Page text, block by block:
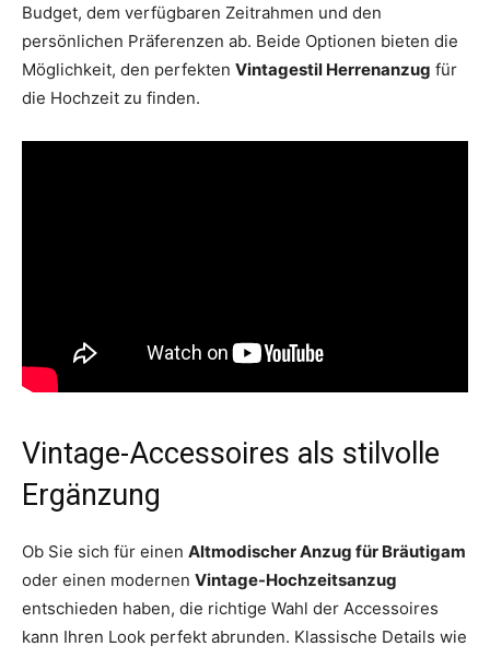
Budget, dem verfügbaren Zeitrahmen und den
persönlichen Präferenzen ab. Beide Optionen bieten die
Möglichkeit, den perfekten Vintagestil Herrenanzug für
die Hochzeit zu finden.
Vintage-Accessoires als stilvolle
Ergänzung
Ob Sie sich für einen Altmodischer Anzug für Bräutigam
oder einen modernen Vintage-Hochzeitsanzug
entschieden haben, die richtige Wahl der Accessoires
kann Ihren Look perfekt abrunden. Klassische Details wie